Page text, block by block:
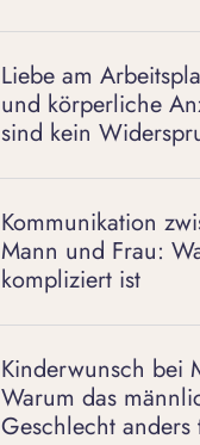
Liebe am
und körperliche
sind kein
Kommunikation
Mann und Frau:
kompliziert ist
Kinderwunsch bei
Warum das
Geschlecht anders